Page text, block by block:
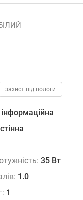
захист від вологи
інформаційна
35 Вт
1.0
1